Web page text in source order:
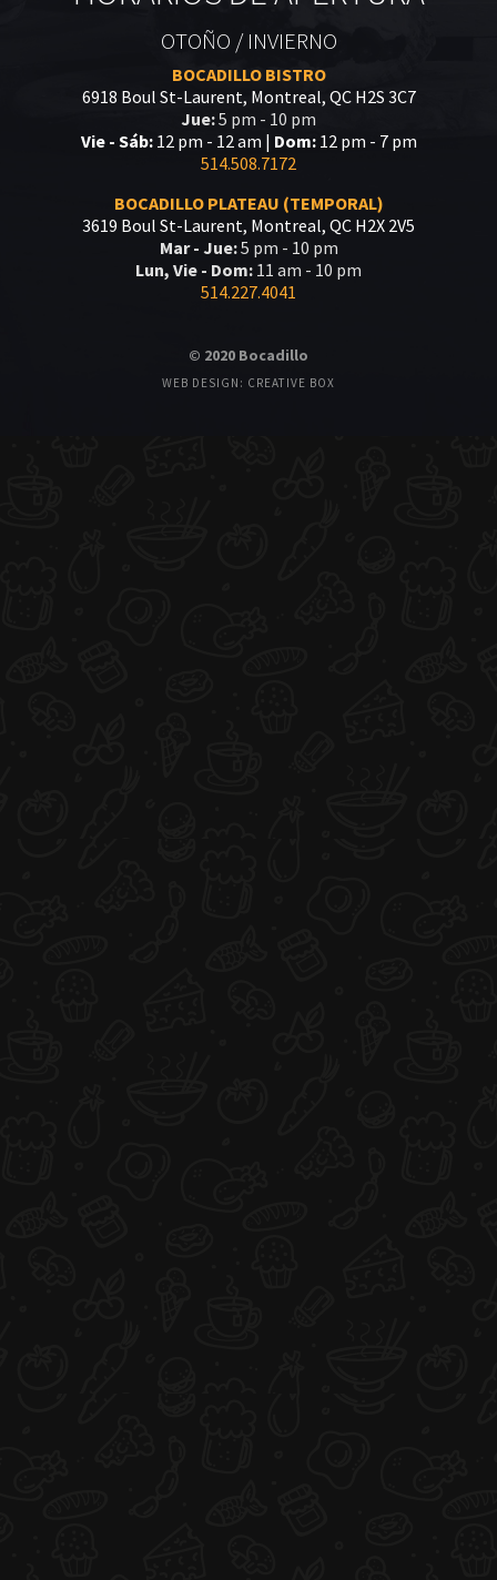
OTOÑO / INVIERNO
BOCADILLO BISTRO
6918 Boul St-Laurent, Montreal, QC H2S 3C7
Jue:5 pm - 10 pm
Vie - Sáb:12 pm - 12 am | Dom:12 pm - 7 pm
514.508.7172
BOCADILLO PLATEAU (TEMPORAL)
3619 Boul St-Laurent, Montreal, QC H2X 2V5
Mar - Jue:5 pm - 10 pm
Lun, Vie - Dom: 11 am - 10 pm
514.227.4041
© 2020 Bocadillo
WEB DESIGN: CREATIVE BOX